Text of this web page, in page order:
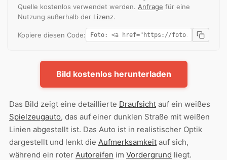
Quelle kostenlos verwendet werden. Anfrage für eine
Nutzung außerhalb der Lizenz.
Kopiere diesen Code:
Bild kostenlos herunterladen
Das Bild zeigt eine detaillierte Draufsicht auf ein weißes
Spielzeugauto, das auf einer dunklen Straße mit weißen
Linien abgestellt ist. Das Auto ist in realistischer Optik
dargestellt und lenkt die Aufmerksamkeit auf sich,
während ein roter Autoreifen im Vordergrund liegt.